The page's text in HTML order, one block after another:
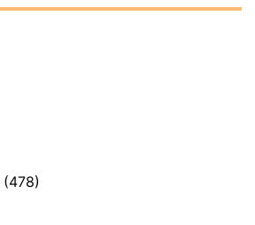
(478)